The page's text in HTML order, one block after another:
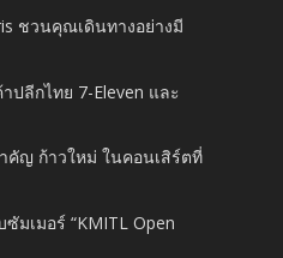
ชวนคุณเดินทางอย่างมี
ปลีกไทย 7-Eleven และ
คัญ ก้าวใหม่ ในคอนเสิร์ตที่
มเมอร์ “KMITL Open